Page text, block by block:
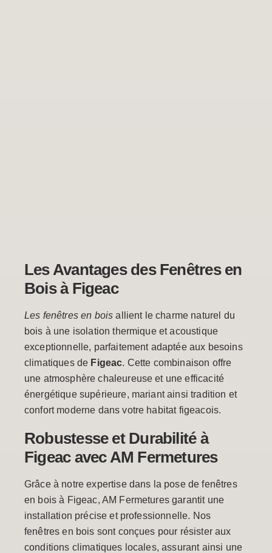
Les Avantages des Fenêtres en
Bois à Figeac
Les fenêtres en bois allient le charme naturel du
bois à une isolation thermique et acoustique
exceptionnelle, parfaitement adaptée aux besoins
climatiques de Figeac. Cette combinaison offre
une atmosphère chaleureuse et une efficacité
énergétique supérieure, mariant ainsi tradition et
confort moderne dans votre habitat figeacois.
Robustesse et Durabilité à
Figeac avec AM Fermetures
Grâce à notre expertise dans la pose de fenêtres
en bois à Figeac, AM Fermetures garantit une
installation précise et professionnelle. Nos
fenêtres en bois sont conçues pour résister aux
conditions climatiques locales, assurant ainsi une